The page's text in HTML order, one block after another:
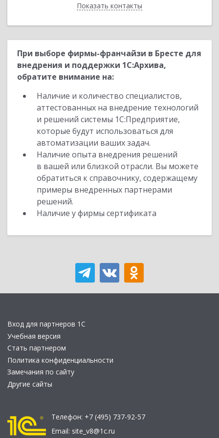
Показать контакты
Назад
При выборе фирмы-франчайзи в Бресте для
внедрения и поддержки 1С:Архива,
обратите внимание на:
Наличие и количество специалистов,
аттестованных на внедрение технологий
и решений системы 1С:Предприятие,
которые будут использоваться для
автоматизации ваших задач.
Наличие опыта внедрения решений
в вашей или близкой отрасли. Вы можете
обратиться к справочнику, содержащему
примеры внедренных партнерами
решений.
Наличие у фирмы сертификата
Вход для партнеров 1С
Учебная версия
Стать партнером
Политика конфиденциальности
Замечания по сайту
Другие сайты
Телефон: +7 (495) 737-92-57
Email: site_v8@1c.ru